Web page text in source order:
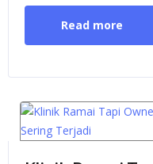
Read more